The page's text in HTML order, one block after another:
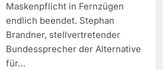
Maskenpflicht in Fernzügen
endlich beendet. Stephan
Brandner, stellvertretender
Bundessprecher der Alternative
für…